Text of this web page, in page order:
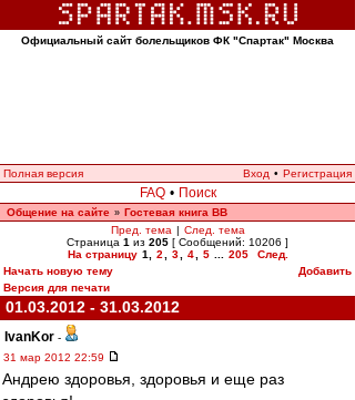
Официальный сайт болельщиков ФК "Спартак" Москва
Полная версия Вход • Регистрация
FAQ • Поиск
Общение на сайте » Гостевая книга ВВ
Пред. тема | След. тема
Страница 1 из 205 [ Сообщений: 10206 ]
На страницу 1 2 3 4 5 205
След.
Начать новую тему
Добавить
Версия для печати
01.03.2012 - 31.03.2012
IvanKor -
31 мар 2012 22:59
Андрею здоровья, здоровья и еще раз